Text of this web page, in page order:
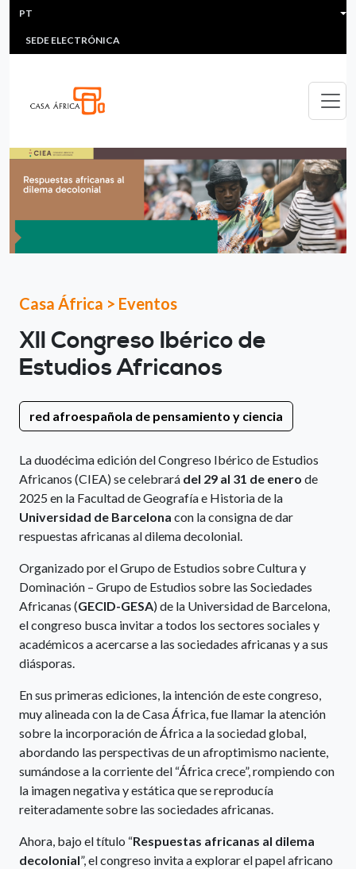
Passar para o conteúdo principal
HEADER MENU
MULTIMEDIA
SEDE ELECTRÓNICA
PT
Casa África > Eventos
XII Congreso Ibérico de
Estudios Africanos
red afroespañola de pensamiento y ciencia
La duodécima edición del Congreso Ibérico de Estudios
Africanos (CIEA) se celebrará del 29 al 31 de enero de
2025 en la Facultad de Geografía e Historia de la
Universidad de Barcelona con la consigna de dar
respuestas africanas al dilema decolonial.
Organizado por el Grupo de Estudios sobre Cultura y
Dominación – Grupo de Estudios sobre las Sociedades
Africanas (GECID-GESA) de la Universidad de Barcelona,
el congreso busca invitar a todos los sectores sociales y
académicos a acercarse a las sociedades africanas y a sus
diásporas.
En sus primeras ediciones, la intención de este congreso,
muy alineada con la de Casa África, fue llamar la atención
sobre la incorporación de África a la sociedad global,
abordando las perspectivas de un afroptimismo naciente,
sumándose a la corriente del “África crece”, rompiendo con
la imagen negativa y estática que se reproducía
reiteradamente sobre las sociedades africanas.
Ahora, bajo el título “Respuestas africanas al dilema
decolonial”, el congreso invita a explorar el papel africano